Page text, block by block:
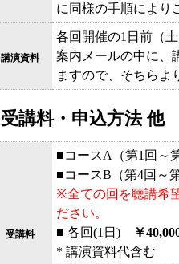
に同様の手順により
講演資料
各回開催の1日前（
案内メールの中に、
ますので、そちらよ
受講料・申込方法 他
受講料
■コースA（第1回～
■コースB（第4回～
※全ての回を聴講希
ださい。
■ 各回(1日)
￥
* 講演資料代含む